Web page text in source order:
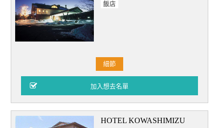
飯店
細節
HOTEL KOWASHIMIZU